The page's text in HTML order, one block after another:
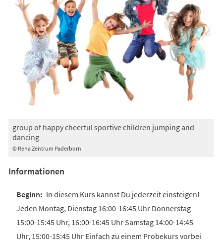
© Reha Zentrum Paderborn
group of happy cheerful sportive children jumping and
dancing
Informationen
In diesem Kurs kannst Du jederzeit einsteigen!
Jeden Montag, Dienstag 16:00-16:45 Uhr Donnerstag
15:00-15:45 Uhr, 16:00-16:45 Uhr Samstag 14:00-14:45
Uhr, 15:00-15:45 Uhr Einfach zu einem Probekurs vorbei